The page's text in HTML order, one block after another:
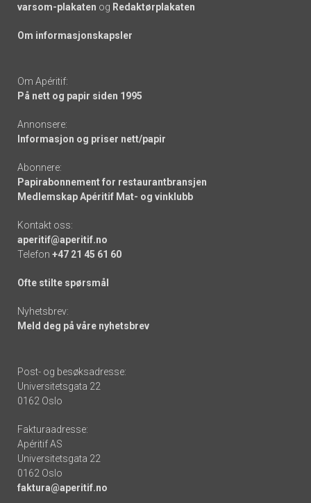
varsom-plakaten og Redaktørplakaten
Om informasjonskapsler
Om Apéritif:
På nett og papir siden 1995
Annonsere:
Informasjon og priser nett/papir
Abonnere:
Papirabonnement for restaurantbransjen
Medlemskap Apéritif Mat- og vinklubb
Kontakt oss:
aperitif@aperitif.no
Telefon +47 21 45 61 60
Ofte stilte spørsmål
Nyhetsbrev:
Meld deg på våre nyhetsbrev
Post- og besøksadresse:
Universitetsgata 22
0162 Oslo
Fakturaadresse:
Apéritif AS
Universitetsgata 22
0162 Oslo
faktura@aperitif.no